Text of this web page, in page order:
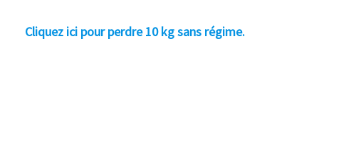
Cliquez ici pour perdre 10 kg sans régime.